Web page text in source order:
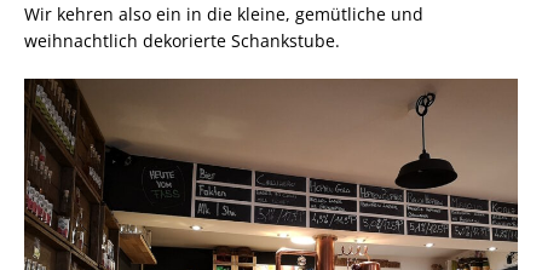
Wir kehren also ein in die kleine, gemütliche und
weihnachtlich dekorierte Schankstube.